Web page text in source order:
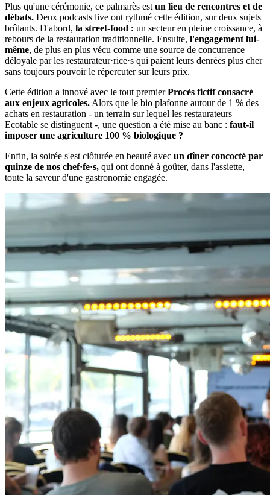
Plus qu'une cérémonie, ce palmarès est un lieu de rencontres et de
débats. Deux podcasts live ont rythmé cette édition, sur deux sujets
brûlants. D'abord, la street-food : un secteur en pleine croissance, à
rebours de la restauration traditionnelle. Ensuite, l'engagement lui-
même, de plus en plus vécu comme une source de concurrence
déloyale par les restaurateur·rice·s qui paient leurs denrées plus cher
sans toujours pouvoir le répercuter sur leurs prix.
Cette édition a innové avec le tout premierProcès fictif consacré
aux enjeux agricoles. Alors que le bio plafonne autour de 1 % des
achats en restauration - un terrain sur lequel les restaurateurs
Ecotable se distinguent -, une question a été mise au banc : faut-il
imposer une agriculture 100 % biologique ?
Enfin, la soirée s'est clôturée en beauté avec un dîner concocté par
quinze de nos chef·fe·s, qui ont donné à goûter, dans l'assiette,
toute la saveur d'une gastronomie engagée.